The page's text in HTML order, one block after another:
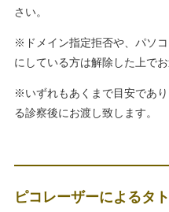
さい。
※ドメイン指定拒否や、パソ
にしている方は解除した上でお
※いずれもあくまで目安であ
る診察後にお渡し致します。
ピコレーザーによるタ